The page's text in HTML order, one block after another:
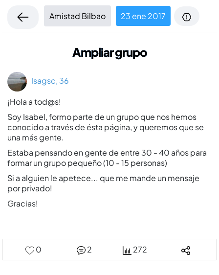
Amistad Bilbao 23 ene 2017
Ampliar grupo
Isagsc, 36
¡Hola a tod@s!
Soy Isabel, formo parte de un grupo que nos hemos
conocido a través de ésta página, y queremos que se
una más gente.
Estaba pensando en gente de entre 30 - 40 años para
formar un grupo pequeño (10 - 15 personas)
Si a alguien le apetece... que me mande un mensaje
por privado!
Gracias!
0 2 272